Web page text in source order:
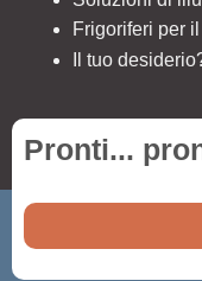
Frigoriferi per
Il tuo
Pronti...